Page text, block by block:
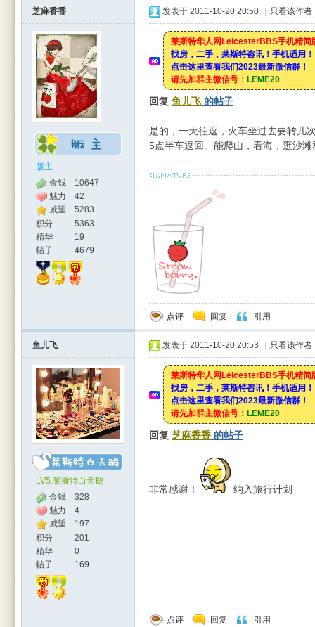
芝麻香香
版主
金钱
10647
魅力
42
威望
5283
积分
5363
精华
19
帖子
4679
发表于 2011-10-20 20:50 只看该作者
莱斯特华人网LeicesterBBS手机精简
找房，二手，莱斯特咨讯！手机适用！
点击这里查看我们2023最新微信群！
请先加群主微信号： LEME20
回复 鱼儿飞 的帖子
是的，一天往返，火车坐过去要转几
5点半车返回。能爬山，看海，逛沙
点评 回复 引用
鱼儿飞
LV5.莱斯特白天鹅
金钱
328
魅力
4
威望
197
积分
201
精华
0
帖子
169
发表于 2011-10-20 20:53 只看该作者
莱斯特华人网LeicesterBBS手机精简
找房，二手，莱斯特咨讯！手机适用！
点击这里查看我们2023最新微信群！
请先加群主微信号： LEME20
回复 芝麻香香 的帖子
非常感谢！ 纳入旅行计划
点评 回复 引用